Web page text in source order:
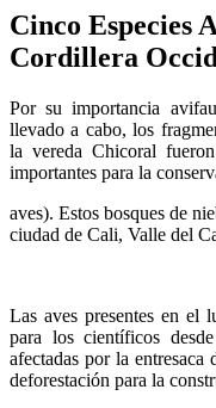
Cinco Especies
Cordillera
Por su importancia
llevado a cabo, los
la vereda Chicoral
importantes para la
aves). Estos bosques de
ciudad de Cali, Valle del
Las aves presentes en el
para los científicos
afectadas por la
deforestación para la